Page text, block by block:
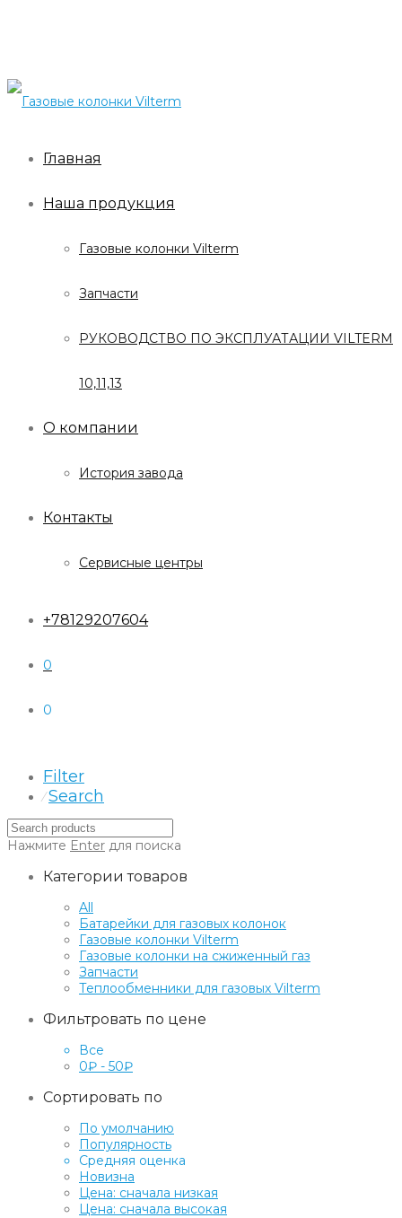
Главная
Наша продукция
Газовые колонки Vilterm
Запчасти
РУКОВОДСТВО ПО ЭКСПЛУАТАЦИИ VILTERM
10,11,13
О компании
История завода
Контакты
Сервисные центры
+78129207604
0
0
Filter
⁄ Search
Нажмите Enter для поиска
Категории товаров
All
Батарейки для газовых колонок
Газовые колонки Vilterm
Газовые колонки на сжиженный газ
Запчасти
Теплообменники для газовых Vilterm
Фильтровать по цене
Все
0₽ - 50₽
Сортировать по
По умолчанию
Популярность
Средняя оценка
Новизна
Цена: сначала низкая
Цена: сначала высокая